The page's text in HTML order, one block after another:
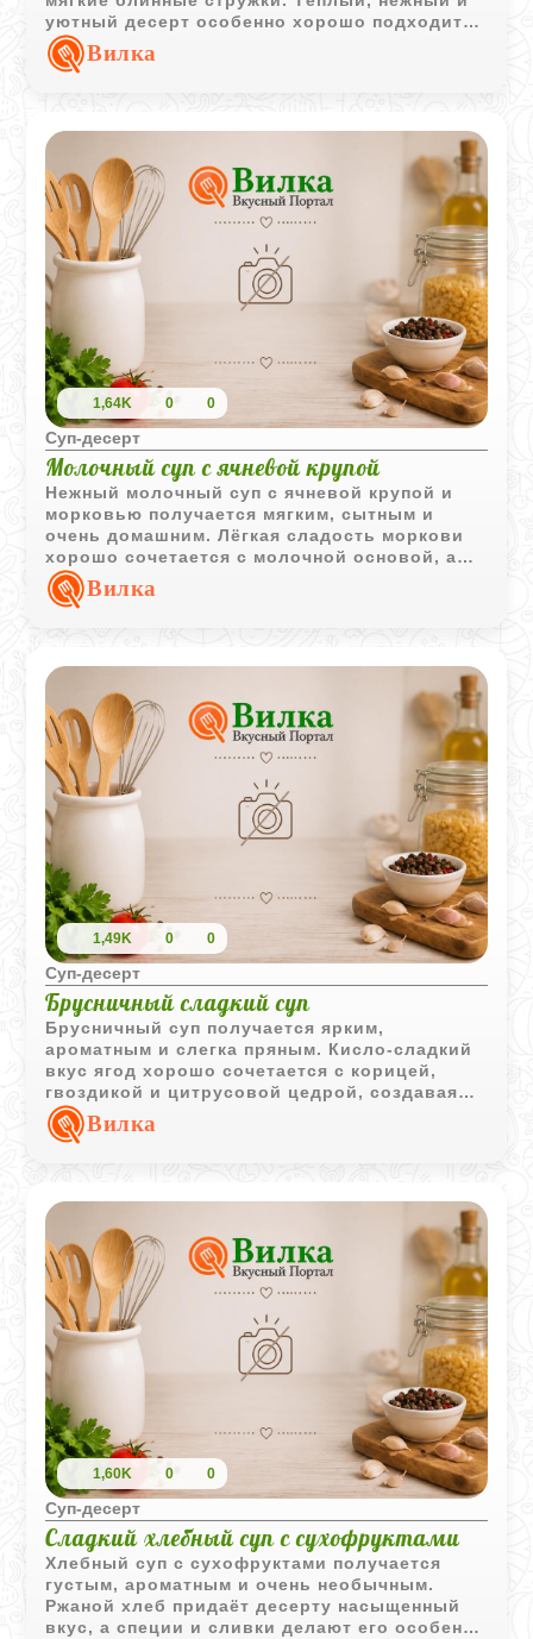
уютный десерт особенно хорошо подходит
для холодного времени года.
Вилка
1,64K 0 0
Суп‑десерт
Молочный суп с ячневой крупой
Нежный молочный суп с ячневой крупой и
морковью получается мягким, сытным и
очень домашним. Лёгкая сладость моркови
хорошо сочетается с молочной основой, а
корица делает вкус особенно уютным.
Вилка
1,49K 0 0
Суп‑десерт
Брусничный сладкий суп
Брусничный суп получается ярким,
ароматным и слегка пряным. Кисло-сладкий
вкус ягод хорошо сочетается с корицей,
гвоздикой и цитрусовой цедрой, создавая
необычный и очень уютный десерт.
Вилка
1,60K 0 0
Суп‑десерт
Сладкий хлебный суп с сухофруктами
Хлебный суп с сухофруктами получается
густым, ароматным и очень необычным.
Ржаной хлеб придаёт десерту насыщенный
вкус, а специи и сливки делают его особенно